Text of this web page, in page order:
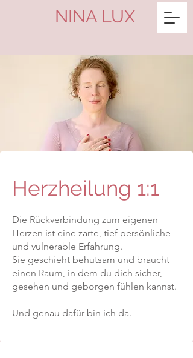
NINA LUX
Herzheilung 1:1
Die Rückverbindung zum eigenen
Herzen ist eine zarte, tief persönliche
und vulnerable Erfahrung.
Sie geschieht behutsam und braucht
einen Raum, in dem du dich sicher,
gesehen und geborgen fühlen kannst.
Und genau dafür bin ich da.